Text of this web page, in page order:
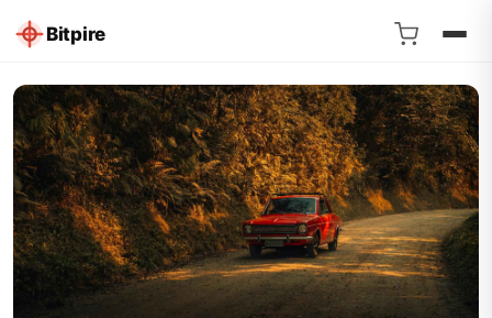
Bitpire